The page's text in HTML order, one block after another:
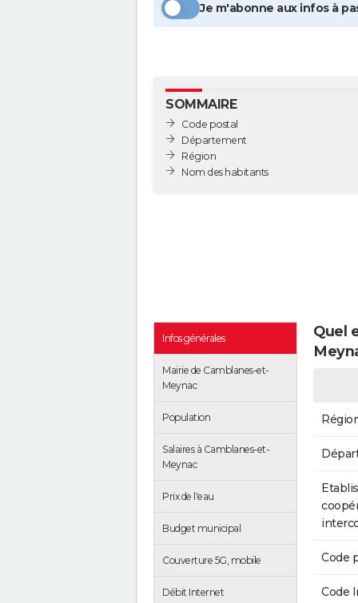
Je m'abonne aux infos à
SOMMAIRE
Code postal
Département
Région
Nom des habitants
Infos générales
Mairie de Camblanes-et-
Meynac
Population
Salaires à Camblanes-et-
Meynac
Prix de l'eau
Budget municipal
Couverture 5G, mobile
Débit Internet
Quel
Code
Code